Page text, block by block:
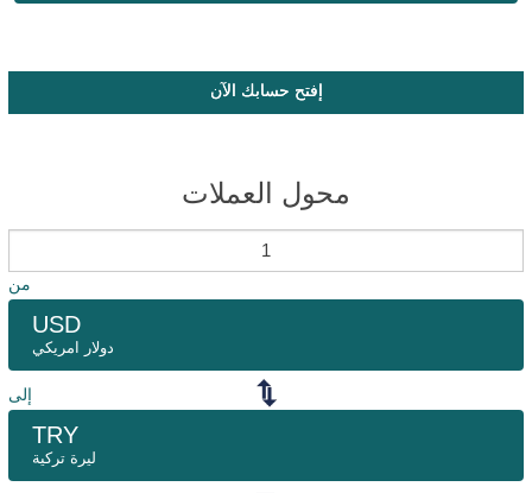
إفتح حسابك الآن
محول العملات
من
USD
دولار امريكي
إلى
TRY
ليرة تركية